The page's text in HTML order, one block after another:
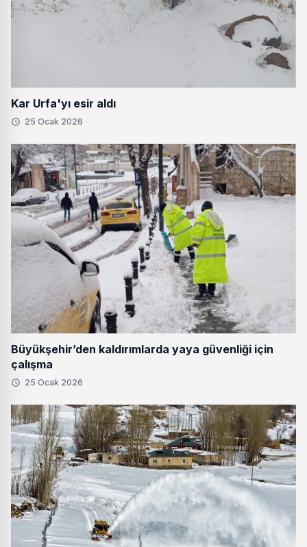
Kar Urfa'yı esir aldı
25 Ocak 2026
Büyükşehir’den kaldırımlarda yaya güvenliği için
çalışma
25 Ocak 2026